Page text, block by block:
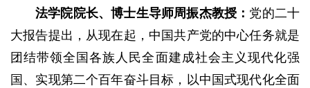
法学院院长、博士生导师周振杰教授： 党的二十
大报告提出，从现在起，中国共产党的中心任务就是
团结带领全国各族人民全面建成社会主义现代化强
国、实现第二个百年奋斗目标，以中国式现代化全面